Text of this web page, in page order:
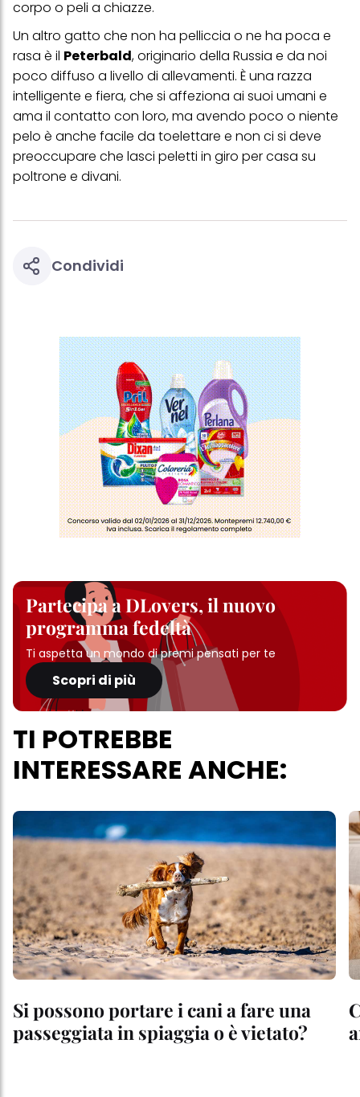
corpo o peli a chiazze.
Un altro gatto che non ha pelliccia o ne ha poca e
rasa è il Peterbald, originario della Russia e da noi
poco diffuso a livello di allevamenti. È una razza
intelligente e fiera, che si affeziona ai suoi umani e
ama il contatto con loro, ma avendo poco o niente
pelo è anche facile da toelettare e non ci si deve
preoccupare che lasci peletti in giro per casa su
poltrone e divani.
Condividi
Partecipa a DLovers, il nuovo
programma fedeltà
Ti aspetta un mondo di premi pensati per te
Scopri di più
TI POTREBBE
INTERESSARE ANCHE:
Si possono portare i cani a fare una
passeggiata in spiaggia o è vietato?
alla tua famiglia, nonché per misurare e ottimizzare il successo
delle campagne pubblicitarie.
Puoi trovare maggiori informazioni sul trattamento dei tuoi dati
nella nostra Informativa sulla protezione dei dati collegata nel piè
di pagina (Sezione "Cookie, Pixel, Impronte digitali e tecnologie
effetto per il futuro disabilitando i cookie sul nostro sito web nella
sezione "Impostazioni cookie" collegata nel piè di pagina. Per
ulteriori informazioni sui cookie utilizzati su questo sito Web, in
particolare sul loro periodo di conservazione, consultare le
informazioni dettagliate su ciascun cookie disponibili facendo
clic su "modifica" di seguito".
più degli scopi sopra menzionati. Cliccando su "Accetta tutto",
verranno utilizzati solo i cookie tecnicamente necessari per fornirti
questo sito web.